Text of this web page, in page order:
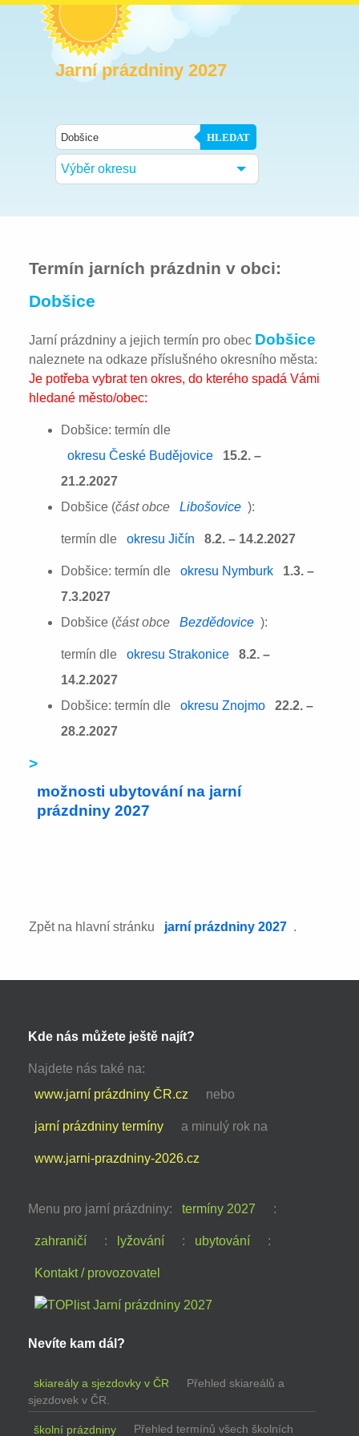
Jarní prázdniny 2027
HLEDAT
Výběr okresu
Termín jarních prázdnin v obci:
Dobšice
Jarní prázdniny a jejich termín pro obec Dobšice
naleznete na odkaze příslušného okresního města:
Je potřeba vybrat ten okres, do kterého spadá Vámi
hledané město/obec:
Dobšice: termín dle
okresu České Budějovice
15.2. –
21.2.2027
Dobšice (část obce Libošovice ):
termín dle okresu Jičín 8.2. – 14.2.2027
Dobšice: termín dle okresu Nymburk
1.3. –
7.3.2027
Dobšice (část obce Bezdědovice ):
termín dle okresu Strakonice
8.2. –
14.2.2027
Dobšice: termín dle
okresu Znojmo
22.2. –
28.2.2027
>
možnosti ubytování na jarní
prázdniny 2027
Zpět na hlavní stránku jarní prázdniny 2027 .
Kde nás můžete ještě najít?
Najdete nás také na:
www.jarní prázdniny ČR.cz
nebo
jarní prázdniny termíny a minulý rok na
www.jarni-prazdniny-2026.cz
Menu pro jarní prázdniny: termíny 2027 :
zahraničí : lyžování : ubytování :
Kontakt / provozovatel
Nevíte kam dál?
skiareály a sjezdovky v ČR
Přehled skiareálů a
sjezdovek v ČR.
školní prázdniny Přehled termínů všech školních